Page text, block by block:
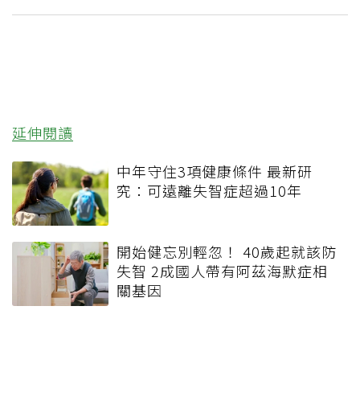
延伸閱讀
中年守住3項健康條件 最新研
究：可遠離失智症超過10年
開始健忘別輕忽！ 40歲起就該防
失智 2成國人帶有阿茲海默症相
關基因